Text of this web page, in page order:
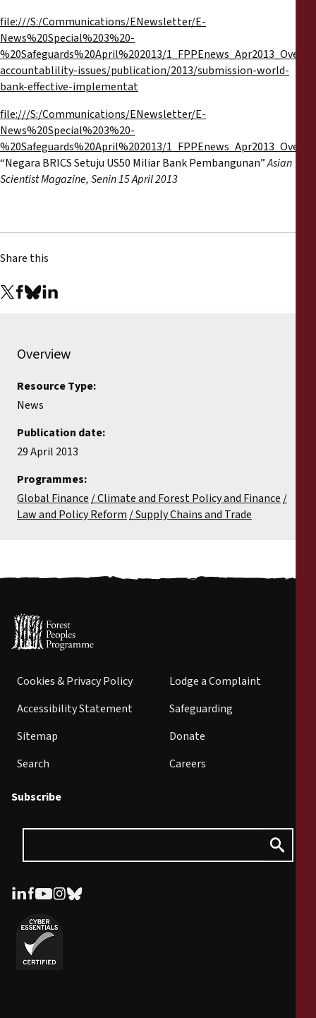
file:///S:/Communications/ENewsletter/E-
News%20Special%203%20-
%20Safeguards%20April%202013/
accountablility-issues/publication/2013/submission-world-
bank-effective-implementat
file:///S:/Communications/ENewsletter/E-
News%20Special%203%20-
%20Safeguards%20April%202013/
“Negara BRICS Setuju US50 Miliar Bank Pembangunan”Asian
Scientist Magazine, Senin 15 April 2013
Share this
Overview
Resource Type:
News
Publication date:
29 April 2013
Programmes:
Global Finance Climate and Forest Policy and Finance
Law and Policy Reform Supply Chains and Trade
Cookies & Privacy Policy
Accessibility Statement
Sitemap
Search
Lodge a Complaint
Safeguarding
Donate
Careers
Subscribe